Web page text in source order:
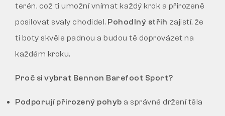
terén, což ti umožní vnímat každý krok a přirozeně
posilovat svaly chodidel. Pohodlný střih zajistí, že
ti boty skvěle padnou a budou tě doprovázet na
každém kroku.
Proč si vybrat Bennon Barefoot Sport?
Podporují přirozený pohyb a správné držení těla